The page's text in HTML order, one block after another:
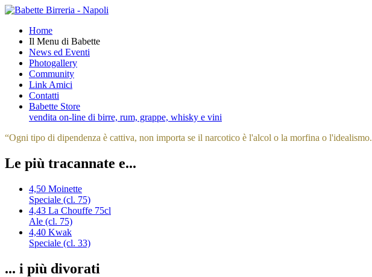
Home
Il Menu di Babette
News ed Eventi
Photogallery
Community
Link Amici
Contatti
Babette Store
vendita on-line di birre, rum, grappe, whisky e vini
“Ogni tipo di dipendenza è cattiva, non importa se il narcotico è l'alcol o la morfina o l'idealismo.
Le più tracannate e...
4,50 Moinette
Speciale (cl. 75)
4,43 La Chouffe 75cl
Ale (cl. 75)
4,40 Kwak
Speciale (cl. 33)
... i più divorati